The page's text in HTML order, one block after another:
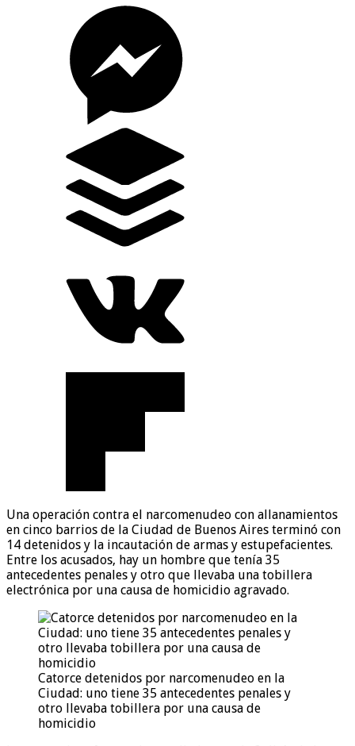
Una operación contra el narcomenudeo con allanamientos
en cinco barrios de la Ciudad de Buenos Aires terminó con
14 detenidos y la incautación de armas y estupefacientes.
Entre los acusados, hay un hombre que tenía 35
antecedentes penales y otro que llevaba una tobillera
electrónica por una causa de homicidio agravado.
Catorce detenidos por narcomenudeo en la
Ciudad: uno tiene 35 antecedentes penales y
otro llevaba tobillera por una causa de
homicidio